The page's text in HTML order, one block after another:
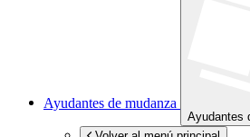
Ayudantes de mudanza
Ayudantes